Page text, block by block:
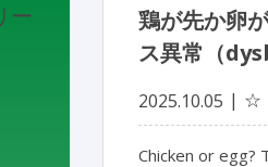
鶏が先か卵
ス異常（
2025.10.05 ☆
Chicken or egg?
ー